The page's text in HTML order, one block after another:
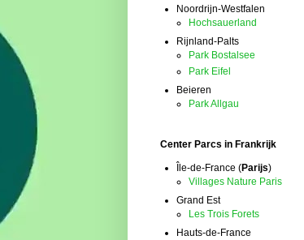
Noordrijn-Westfalen
Hochsauerland
Rijnland-Palts
Park Bostalsee
Park Eifel
Beieren
Park Allgau
Center Parcs in Frankrijk
Île-de-France (Parijs)
Villages Nature Paris
Grand Est
Les Trois Forets
Hauts-de-France